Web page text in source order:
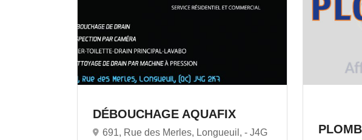
DÉBOUCHAGE AQUAFIX
691, Rue des Merles, Longueuil, - J4G